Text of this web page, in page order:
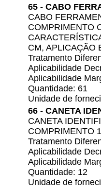
65 - CABO
CABO
COMPRIMENTO
CM, APLICAÇÃO
Tratamento
Aplicabilidade
Aplicabilidade
Quantidade: 61
Unidade de
66 - CANETA
CANETA
COMPRIMENTO
Tratamento
Aplicabilidade
Aplicabilidade
Quantidade: 12
Unidade de